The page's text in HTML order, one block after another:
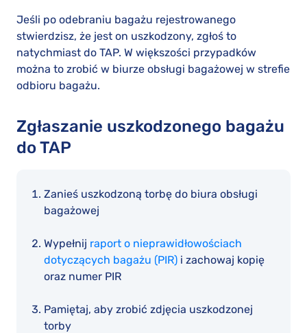
Jeśli po odebraniu bagażu rejestrowanego
stwierdzisz, że jest on uszkodzony, zgłoś to
natychmiast do TAP. W większości przypadków
można to zrobić w biurze obsługi bagażowej w strefie
odbioru bagażu.
Zgłaszanie uszkodzonego bagażu
do TAP
Zanieś uszkodzoną torbę do biura obsługi
bagażowej
Wypełnij raport o nieprawidłowościach
dotyczących bagażu (PIR) i zachowaj kopię
oraz numer PIR
Pamiętaj, aby zrobić zdjęcia uszkodzonej
torby